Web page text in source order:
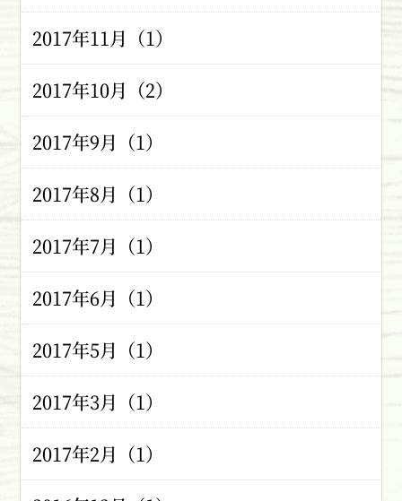
2017年11月（1）
2017年10月（2）
2017年9月（1）
2017年8月（1）
2017年7月（1）
2017年6月（1）
2017年5月（1）
2017年3月（1）
2017年2月（1）